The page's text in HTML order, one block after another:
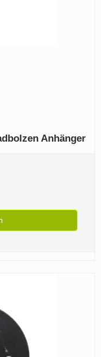
Anhänger